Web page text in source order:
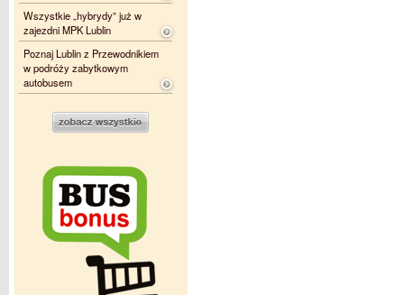
Wszystkie „hybrydy” już w
zajezdni MPK Lublin
Poznaj Lublin z Przewodnikiem
w podróży zabytkowym
autobusem